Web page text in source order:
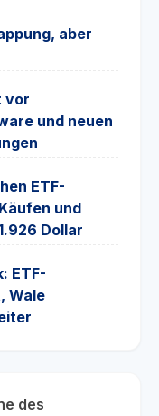
aber
vor
und neuen
ETF-
und
Dollar
ETF-
Wale
des